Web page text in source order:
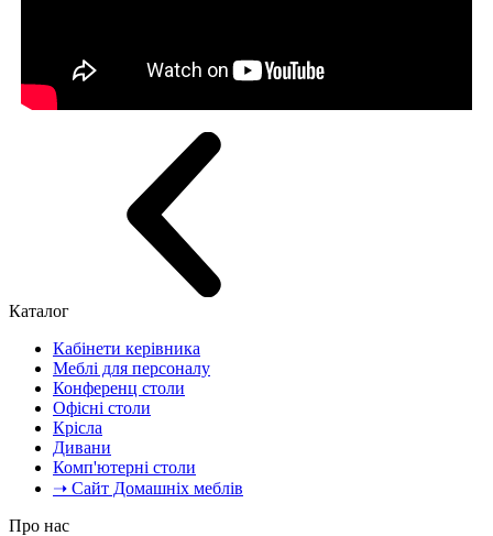
Каталог
Кабінети керівника
Меблі для персоналу
Конференц столи
Офісні столи
Крісла
Дивани
Комп'ютерні столи
➝ Сайт Домашніх меблів
Про нас